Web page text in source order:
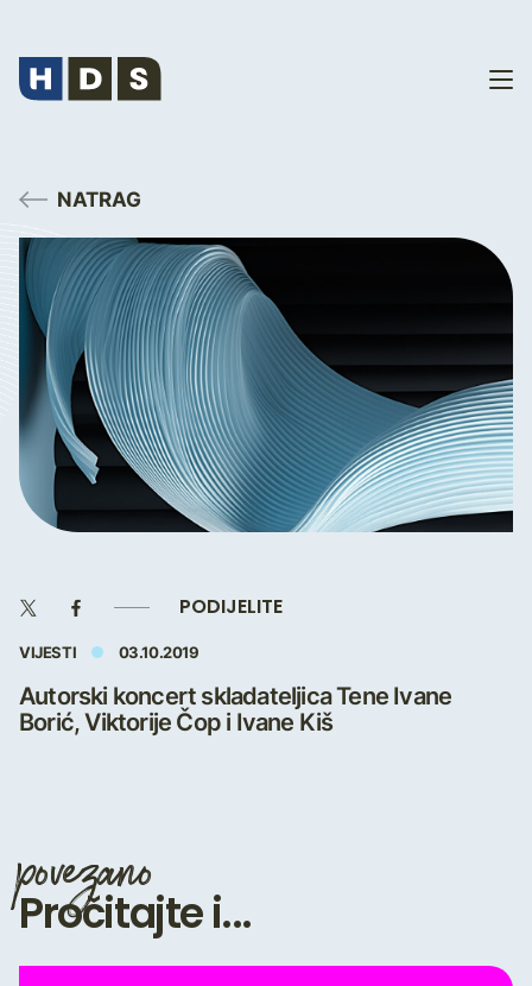
NATRAG
PODIJELITE
VIJESTI 03.10.2019
Autorski koncert skladateljica Tene Ivane
Borić, Viktorije Čop i Ivane Kiš
povezano
Pročitajte i...